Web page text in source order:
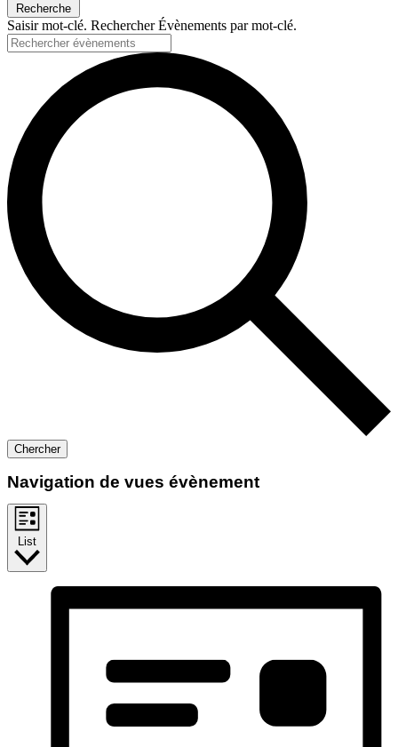
Recherche
Saisir mot-clé. Rechercher Évènements par mot-clé.
Chercher
Navigation de vues évènement
List